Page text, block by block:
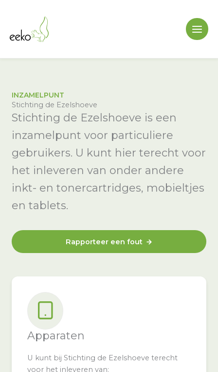
inhoud
INZAMELPUNT
Stichting de Ezelshoeve
Stichting de Ezelshoeve is een
inzamelpunt voor particuliere
gebruikers. U kunt hier terecht voor
het inleveren van onder andere
inkt- en tonercartridges, mobieltjes
en tablets.
Rapporteer een fout
Apparaten
U kunt bij Stichting de Ezelshoeve terecht
voor het inleveren van: